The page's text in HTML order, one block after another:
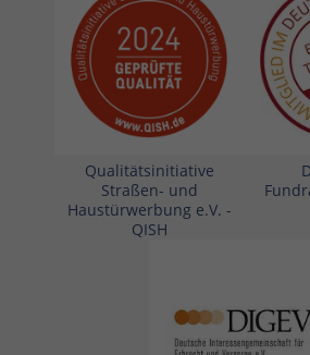
Qualitätsinitiative
Straßen- und
Haustürwerbung e.V. -
QISH